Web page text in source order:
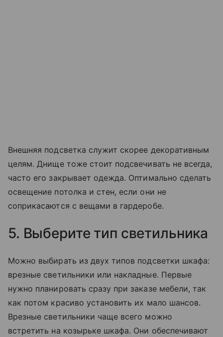
Внешняя подсветка служит скорее декоративным
целям. Днище тоже стоит подсвечивать не всегда,
часто его закрывает одежда. Оптимально сделать
освещение потолка и стен, если они не
соприкасаются с вещами в гардеробе.
5. Выберите тип светильника
Можно выбирать из двух типов подсветки шкафа:
врезные светильники или накладные. Первые
нужно планировать сразу при заказе мебели, так
как потом красиво установить их мало шансов.
Врезные светильники чаще всего можно
встретить на козырьке шкафа. Они обеспечивают